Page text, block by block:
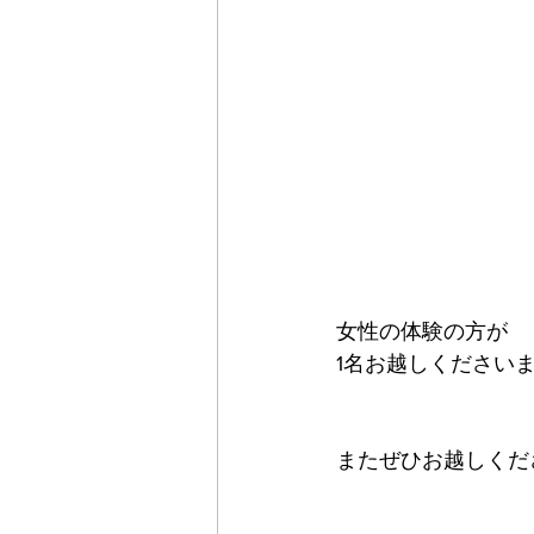
女性の体験の方が
1名お越しください
またぜひお越しくだ